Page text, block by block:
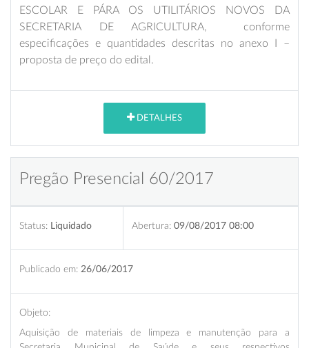
ESCOLAR E PÁRA OS UTILITÁRIOS NOVOS DA
SECRETARIA DE AGRICULTURA, conforme
especificações e quantidades descritas no anexo I –
proposta de preço do edital.
DETALHES
Pregão Presencial 60/2017
Status: Liquidado Abertura: 09/08/2017 08:00
Publicado em: 26/06/2017
Objeto:
Aquisição de materiais de limpeza e manutenção para a